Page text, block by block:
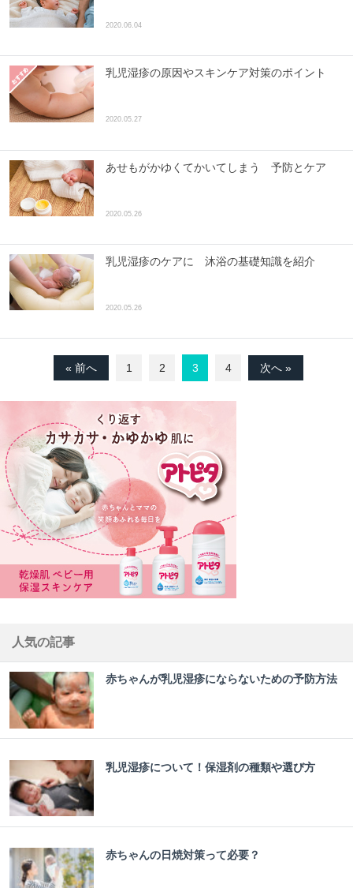
2020.06.04
乳児湿疹の原因やスキンケア対策のポイント
2020.05.27
あせもがかゆくてかいてしまう 予防とケア
2020.05.26
乳児湿疹のケアに 沐浴の基礎知識を紹介
2020.05.26
« 前へ 1 2 3 4 次へ »
人気の記事
赤ちゃんが乳児湿疹にならないための予防方法
乳児湿疹について！保湿剤の種類や選び方
赤ちゃんの日焼対策って必要？